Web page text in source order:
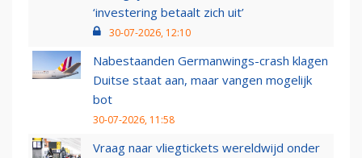
‘investering betaalt zich uit’
30-07-2026, 12:10
Nabestaanden Germanwings-crash klagen
Duitse staat aan, maar vangen mogelijk
bot
30-07-2026, 11:58
Vraag naar vliegtickets wereldwijd onder